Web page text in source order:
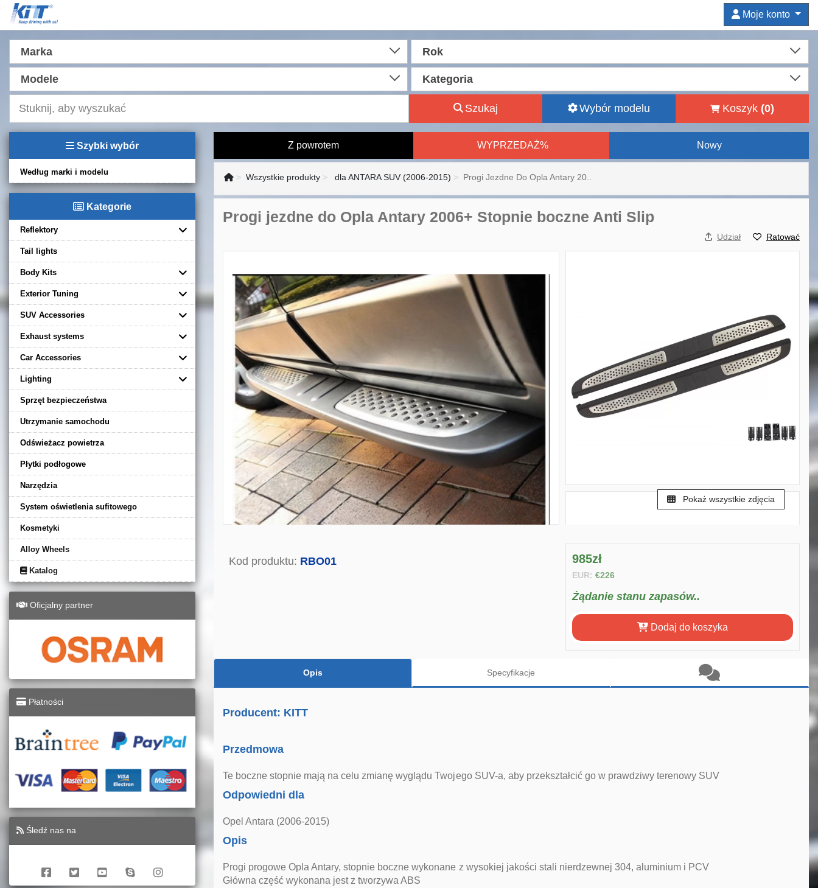
Moje konto
Marka Rok
Modele Kategoria
Szukaj Wybór modelu Koszyk (0)
Szybki wybór
Według marki i modelu
Kategorie
Reflektory
Tail lights
Body Kits
Exterior Tuning
SUV Accessories
Exhaust systems
Car Accessories
Lighting
Sprzęt bezpieczeństwa
Utrzymanie samochodu
Odświeżacz powietrza
Płytki podłogowe
Narzędzia
System oświetlenia sufitowego
Kosmetyki
Alloy Wheels
Katalog
Oficjalny partner
Płatności
Śledź nas na
Z powrotem WYPRZEDAŻ% Nowy
Wszystkie produkty dla ANTARA SUV (2006-2015) Progi Jezdne Do Opla Antary 20..
Progi jezdne do Opla Antary 2006+ Stopnie boczne Anti Slip
Udział Ratować
Pokaż wszystkie zdjęcia
Kod produktu: RBO01 985zł
EUR: €226
Żądanie stanu zapasów..
Dodaj do koszyka
Opis Specyfikacje
Producent: KITT
Przedmowa
Te boczne stopnie mają na celu zmianę wyglądu Twojego SUV-a, aby przekształcić go w prawdziwy terenowy SUV
Odpowiedni dla
Opel Antara (2006-2015)
Opis
Progi progowe Opla Antary, stopnie boczne wykonane z wysokiej jakości stali nierdzewnej 304, aluminium i PCV
Główna część wykonana jest z tworzywa ABS